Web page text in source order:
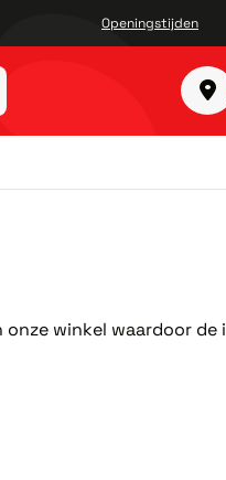
Openingstijden
winkel waardoor